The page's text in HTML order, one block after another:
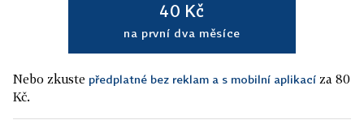
40 Kč
na první dva měsíce
Nebo zkuste předplatné bez reklam a s mobilní aplikací za 80
Kč.